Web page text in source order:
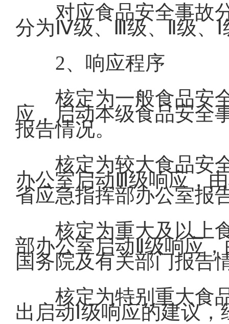
对应食品安全事故
分为Ⅳ级、Ⅲ级、Ⅱ级、
2、响应程序
核定为一般食品安
应，启动本级食品安全
报告情况。
核定为较大食品安
办公室启动Ⅲ级响应，
省应急指挥部办公室报
核定为重大及以上
部办公室启动Ⅱ级响应
国务院及有关部门报告
核定为特别重大食
出启动Ⅰ级响应的建议